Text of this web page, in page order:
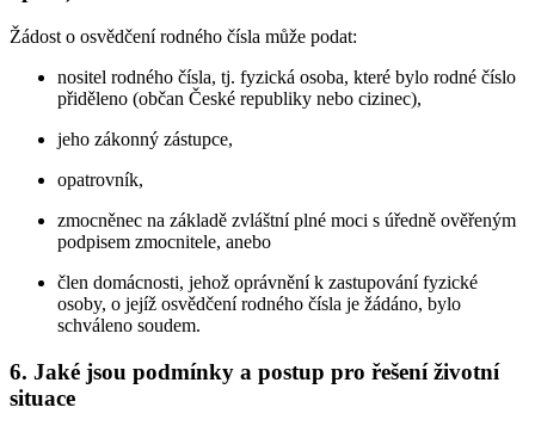
Žádost o osvědčení rodného čísla může podat:
nositel rodného čísla, tj. fyzická osoba, které bylo rodné číslo
přiděleno (občan České republiky nebo cizinec),
jeho zákonný zástupce,
opatrovník,
zmocněnec na základě zvláštní plné moci s úředně ověřeným
podpisem zmocnitele, anebo
člen domácnosti, jehož oprávnění k zastupování fyzické
osoby, o jejíž osvědčení rodného čísla je žádáno, bylo
schváleno soudem.
6. Jaké jsou podmínky a postup pro řešení životní
situace